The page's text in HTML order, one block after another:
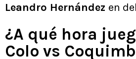
Leandro Hernández en
¿A qué hora
Colo vs